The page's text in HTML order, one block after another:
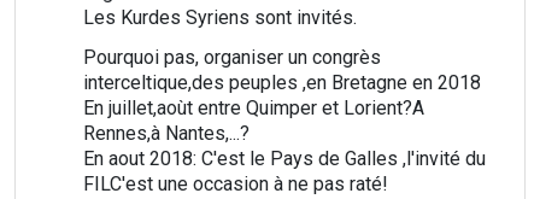
Les Kurdes Syriens sont invités.
Pourquoi pas, organiser un congrès
interceltique,des peuples ,en Bretagne en 2018
En juillet,aoùt entre Quimper et Lorient?A
Rennes,à Nantes,...?
En aout 2018: C'est le Pays de Galles ,l'invité du
FILC'est une occasion à ne pas raté!